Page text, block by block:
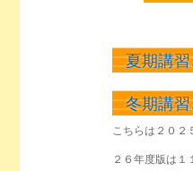
夏期講
冬期講
こちらは２０２
２６年度版は１